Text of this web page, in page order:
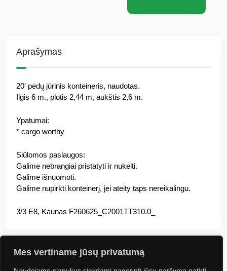
Mes vertiname jūsų privatumą
Aprašymas
20′ pėdų jūrinis konteineris, naudotas.
Ilgis 6 m., plotis 2,44 m, aukštis 2,6 m.
Ypatumai:
* cargo worthy
Siūlomos paslaugos:
Galime nebrangiai pristatyti ir nukelti.
Galime išnuomoti.
Galime nupirkti konteinerį, jei ateity taps nereikalingu.
3/3 E8, Kaunas F260625_C2001TT310.0_